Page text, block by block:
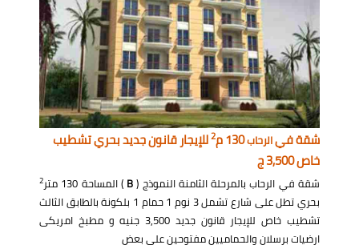
شقة فيالرحاب130 م 2للإيجار قانون جديد بحري تشطيب
خاص 3,500 ج
شقة في الرحاب بالمرحلة الثامنة النموذج (B ) المساحة 130 متر 2
بحري تطل على شارع تشمل 3 نوم 1 حمام 1 بلكونة بالطابق الثالث
تشطيب خاص للإيجار قانون جديد 3,500 جنيه و مطبخ امريكى
ارضيات برسلان والحماميين مفتوحين على بعض